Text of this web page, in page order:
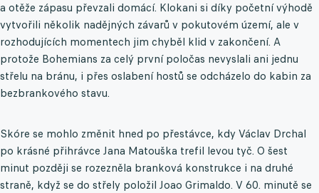
a otěže zápasu převzali domácí. Klokani si díky početní výhodě
vytvořili několik nadějných závarů v pokutovém území, ale v
rozhodujících momentech jim chyběl klid v zakončení. A
protože Bohemians za celý první poločas nevyslali ani jednu
střelu na bránu, i přes oslabení hostů se odcházelo do kabin za
bezbrankového stavu.
Skóre se mohlo změnit hned po přestávce, kdy Václav Drchal
po krásné přihrávce Jana Matouška trefil levou tyč. O šest
minut později se rozezněla branková konstrukce i na druhé
straně, když se do střely položil Joao Grimaldo. V 60. minutě se